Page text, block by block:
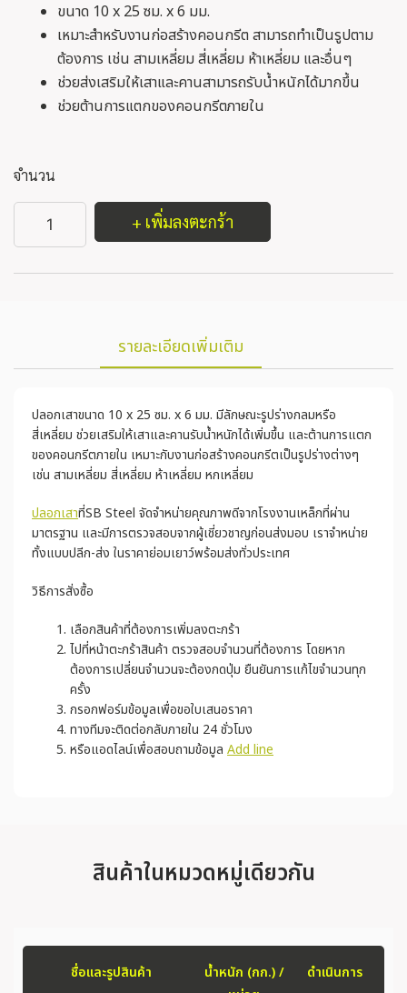
ขนาด 10 x 25 ซม. x 6 มม.
เหมาะสำหรับงานก่อสร้างคอนกรีต สามารถทำเป็นรูปตาม
ต้องการ เช่น สามเหลี่ยม สี่เหลี่ยม ห้าเหลี่ยม และอื่นๆ
ช่วยส่งเสริมให้เสาและคานสามารถรับน้ำหนักได้มากขึ้น
ช่วยต้านการแตกของคอนกรีตภายใน
จำนวน
+ เพิ่มลงตะกร้า
รายละเอียดเพิ่มเติม
ปลอกเสาขนาด 10 x 25 ซม. x 6 มม. มีลักษณะรูปร่างกลมหรือ
สี่เหลี่ยม ช่วยเสริมให้เสาและคานรับน้ำหนักได้เพิ่มขึ้น และต้านการแตก
ของคอนกรีตภายใน เหมาะกับงานก่อสร้างคอนกรีตเป็นรูปร่างต่างๆ
เช่น สามเหลี่ยม สี่เหลี่ยม ห้าเหลี่ยม หกเหลี่ยม
ปลอกเสาที่SB Steel จัดจำหน่ายคุณภาพดีจากโรงงานเหล็กที่ผ่าน
มาตรฐาน และมีการตรวจสอบจากผู้เชี่ยวชาญก่อนส่งมอบ เราจำหน่าย
ทั้งแบบปลีก-ส่ง ในราคาย่อมเยาว์พร้อมส่งทั่วประเทศ
วิธีการสั่งซื้อ
เลือกสินค้าที่ต้องการเพิ่มลงตะกร้า
ไปที่หน้าตะกร้าสินค้า ตรวจสอบจำนวนที่ต้องการ โดยหาก
ต้องการเปลี่ยนจำนวนจะต้องกดปุ่ม ยืนยันการแก้ไขจำนวนทุก
ครั้ง
กรอกฟอร์มข้อมูลเพื่อขอใบเสนอราคา
ทางทีมจะติดต่อกลับภายใน 24 ชั่วโมง
หรือแอดไลน์เพื่อสอบถามข้อมูล Add line
สินค้าในหมวดหมู่เดียวกัน
ชื่อและรูปสินค้า
น้ำหนัก (กก.) /
ดำเนินการ